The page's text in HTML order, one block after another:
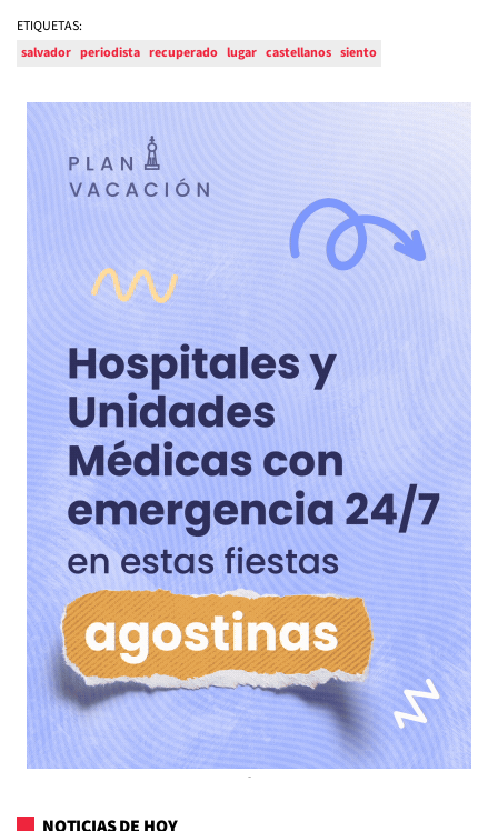
ETIQUETAS:
salvador periodista recuperado lugar castellanos siento